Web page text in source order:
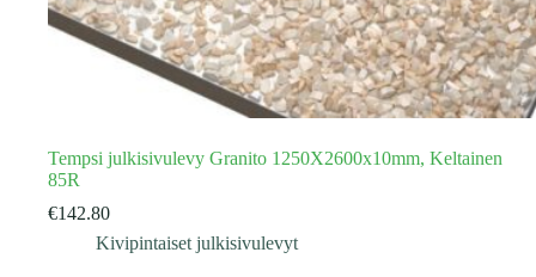
Tempsi julkisivulevy Granito 1250X2600x10mm, Keltainen
85R
€142.80
Kivipintaiset julkisivulevyt